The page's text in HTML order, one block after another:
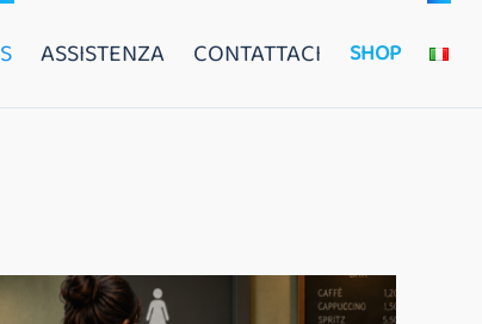
ASSISTENZA CONTATTACI SHOP